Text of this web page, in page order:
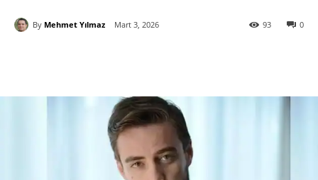
By Mehmet Yılmaz Mart 3, 2026 0
93